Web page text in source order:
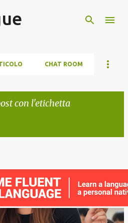
CHAT ROOM
con l'etichetta